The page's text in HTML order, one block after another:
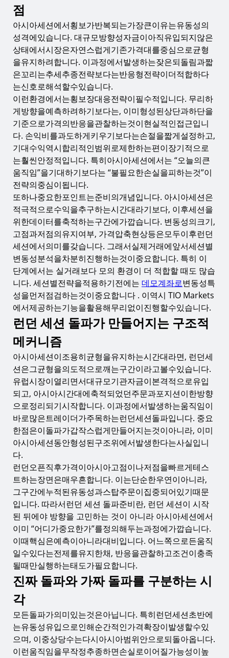
점
아시아세션에서횡보가반복되는가장큰이유는유동성의
성격에있습니다. 대규모방향성자금이아직유입되지않은
상태에서시장은자연스럽게기존가격대를중심으로균형
을유지하려합니다. 이과정에서발생하는잦은되돌림과짧
은꼬리는추세추종전략보다는반응형전략이더적합하다
는신호로해석할수있습니다.
이런환경에서는횡보장대응전략이필수적입니다. 무리하
게방향을예측하려하기보다는, 이미형성된상단과하단을
기준으로가격의반응을관찰하는것이현실적인접근입니
다. 손익비를과도하게키우기보다는손절을짧게설정하고,
기대수익역시합리적인범위로제한하는편이장기적으로
는훨씬안정적입니다. 특히아시아세션에서는 “오늘의큰
움직임”을기대하기보다는 “불필요한손실을피하는것”이
전략의중심이됩니다.
또하나중요한포인트는준비의개념입니다. 아시아세션은
적극적으로수익을추구하는시간대라기보다, 이후세션을
위한데이터를축적하는구간에가깝습니다. 변동성의크기,
고점과저점의유지여부, 가격압축현상등은모두이후런던
세션에서의미를갖습니다. 그래서실제거래에앞서세션별
변동성분석을차분히진행하는것이중요합니다. 특히 이
단계에서는 실거래보다 모의 환경이 더 적합할 때도 많습
니다. 세션별전략을적용하기전에는 데모계좌로변동성특
성을먼저점검하는것이중요합니다 . 이역시 TIO Markets
에서제공하는기능을활용해무리없이진행할수있습니다.
런던 세션 돌파가 만들어지는 구조적
메커니즘
아시아세션이조용히균형을유지하는시간대라면, 런던세
션은그균형을의도적으로깨는구간이라고볼수있습니다.
유럽시장이열리면서대규모기관자금이본격적으로유입
되고, 아시아시간대에축적되었던주문과포지션이한방향
으로정리되기시작합니다. 이과정에서발생하는움직임이
바로많은트레이더가주목하는런던세션돌파입니다. 중요
한점은이돌파가갑작스럽게만들어지는것이아니라, 이미
아시아세션동안형성된구조위에서발생한다는사실입니
다.
런던오픈직후가격이아시아고점이나저점을빠르게테스
트하는장면은매우흔합니다. 이는단순한우연이아니라,
그구간에누적된유동성과스탑주문이집중되어있기때문
입니다. 따라서런던 세션 돌파준비란, 런던 세션이 시작
된 뒤에야 방향을 고민하는 것이 아니라 아시아세션에서
이미 “어디가중요한가”를정의해두는과정에가깝습니다.
이때핵심은예측이아니라대비입니다. 어느쪽으로든움직
일수있다는전제를유지한채, 반응을관찰하고조건이충족
될때만실행하는태도가필요합니다.
진짜 돌파와 가짜 돌파를 구분하는 시
각
모든돌파가의미있는것은아닙니다. 특히런던세션초반에
는유동성유입으로인해순간적인가격확장이발생할수있
으며, 이중상당수는다시아시아범위안으로되돌아옵니다.
이런움직임을무작정추종하면손실로이어질가능성이높